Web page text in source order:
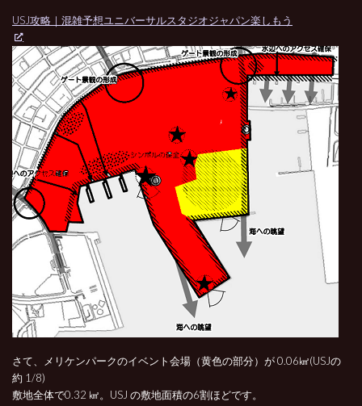
USJ攻略｜混雑予想ユニバーサルスタジオジャパン楽しもう
さて、メリケンパークのイベント会場（黄色の部分）が 0.06㎢(USJの
約 1/8)
敷地全体で0.32 ㎢。USJ の敷地面積の6割ほどです。